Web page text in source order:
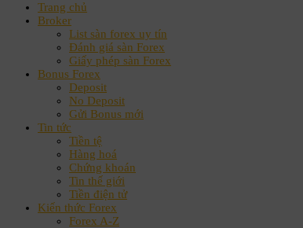
Trang chủ
Broker
List sàn forex uy tín
Đánh giá sàn Forex
Giấy phép sàn Forex
Bonus Forex
Deposit
No Deposit
Gửi Bonus mới
Tin tức
Tiền tệ
Hàng hoá
Chứng khoán
Tin thế giới
Tiền điện tử
Kiến thức Forex
Forex A-Z